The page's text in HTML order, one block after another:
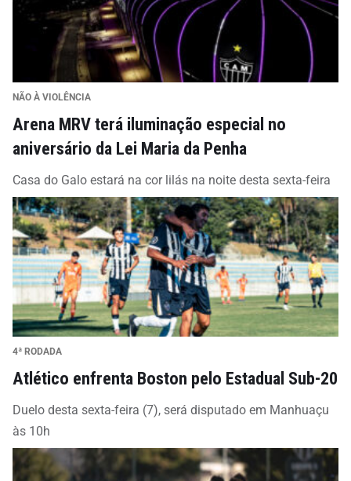
NÃO À VIOLÊNCIA
Arena MRV terá iluminação especial no
aniversário da Lei Maria da Penha
Casa do Galo estará na cor lilás na noite desta sexta-feira
4ª RODADA
Atlético enfrenta Boston pelo Estadual Sub-20
Duelo desta sexta-feira (7), será disputado em Manhuaçu
às 10h